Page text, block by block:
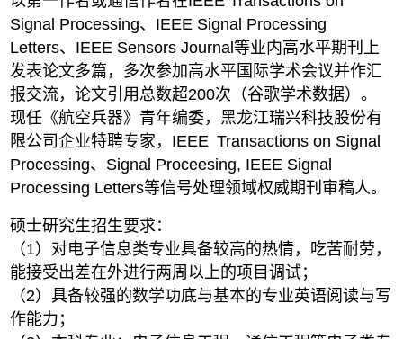
Signal Processing、IEEE Signal Processing
Letters、IEEE Sensors Journal等业内高水平期刊上
发表论文多篇，多次参加高水平国际学术会议并作汇
报交流，论文引用总数超200次（谷歌学术数据）。
现任《航空兵器》青年编委，黑龙江瑞兴科技股份有
限公司企业特聘专家，IEEE Transactions on Signal
Processing、Signal Proceesing, IEEE Signal
Processing Letters等信号处理领域权威期刊审稿人。
硕士研究生招生要求：
（1）对电子信息类专业具备较高的热情，吃苦耐劳，
能接受出差在外进行两周以上的项目调试；
（2）具备较强的数学功底与基本的专业英语阅读与写
作能力；